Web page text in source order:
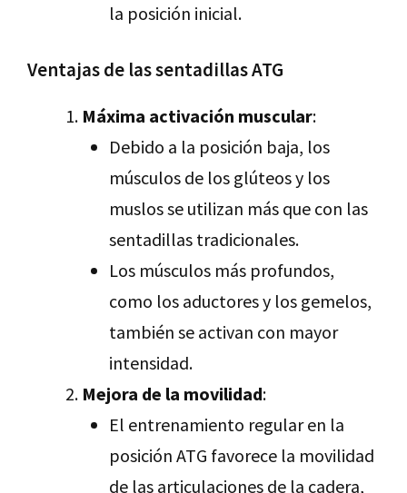
la posición inicial.
Ventajas de las sentadillas ATG
Máxima activación muscular:
Debido a la posición baja, los
músculos de los glúteos y los
muslos se utilizan más que con las
sentadillas tradicionales.
Los músculos más profundos,
como los aductores y los gemelos,
también se activan con mayor
intensidad.
Mejora de la movilidad:
El entrenamiento regular en la
posición ATG favorece la movilidad
de las articulaciones de la cadera,